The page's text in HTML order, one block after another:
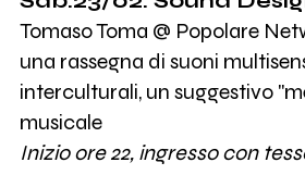
Tomaso Toma @ Popolare
una rassegna di suoni
interculturali, un suggestivo
musicale
Inizio ore 22, ingresso con